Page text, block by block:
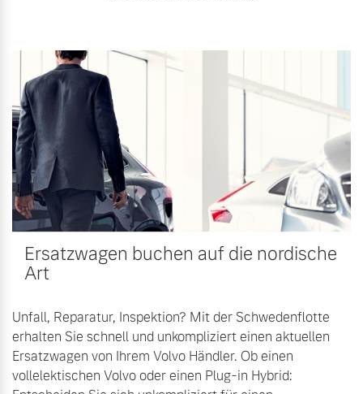
Angebot anfragen
Fahrzeug konfigurieren
Sofort verfügbare Fahrzeuge
Volvo Selekt
Mehr erfahren
Sie erhalten bei uns eine
Vielzahl von Original
Volvo Winter- und
Mehr erfahren
Frühjahrscheck
Mehr erfahren
Ersatzwagen buchen auf die nordische
Art
Unfall, Reparatur, Inspektion? Mit der Schwedenflotte
erhalten Sie schnell und unkompliziert einen aktuellen
Ersatzwagen von Ihrem Volvo Händler. Ob einen
vollelektischen Volvo oder einen Plug-in Hybrid: